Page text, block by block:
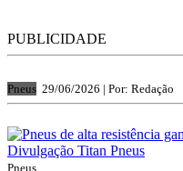
PUBLICIDADE
Pneus 29/06/2026 | Por: Redação
Divulgação Titan Pneus
Pneus